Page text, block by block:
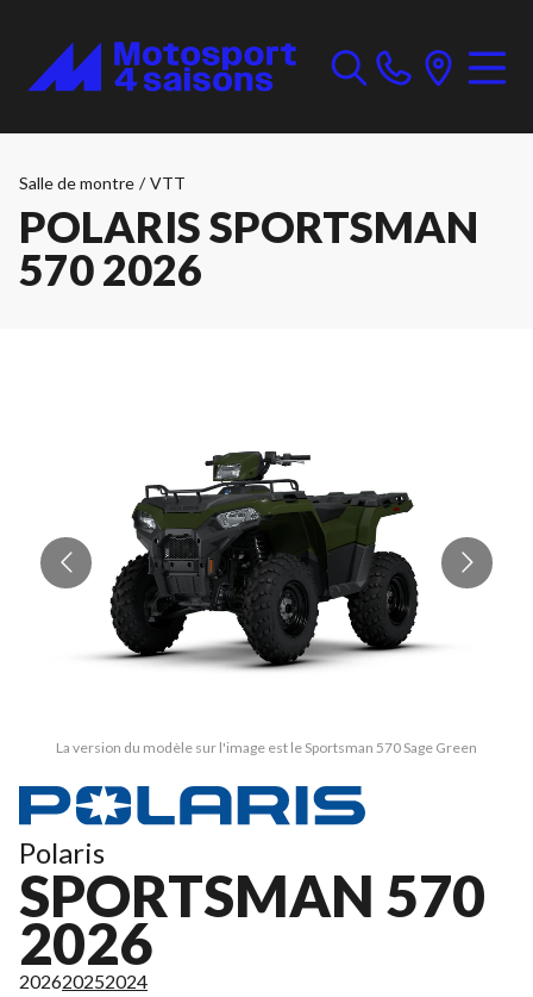
Salle de montre / VTT
POLARIS SPORTSMAN
570 2026
La version du modèle sur l'image est le Sportsman 570 Sage Green
Polaris
SPORTSMAN 570
2026
202620252024